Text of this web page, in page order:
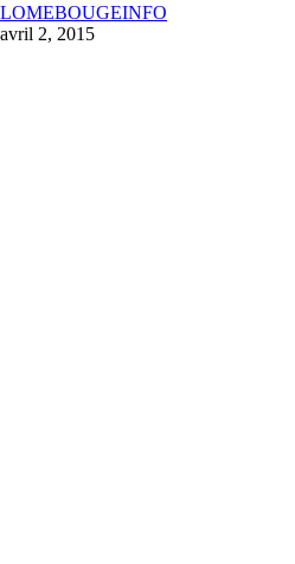
LOMEBOUGEINFO
avril 2, 2015